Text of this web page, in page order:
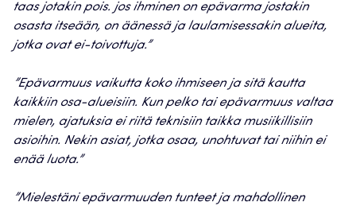
taas jotakin pois. jos ihminen on epävarma jostakin
osasta itseään, on äänessä ja laulamisessakin alueita,
jotka ovat ei-toivottuja.”
”Epävarmuus vaikutta koko ihmiseen ja sitä kautta
kaikkiin osa-alueisiin. Kun pelko tai epävarmuus valtaa
mielen, ajatuksia ei riitä teknisiin taikka musiikillisiin
asioihin. Nekin asiat, jotka osaa, unohtuvat tai niihin ei
enää luota.”
”Mielestäniepävarmuuden tunteet ja mahdollinen